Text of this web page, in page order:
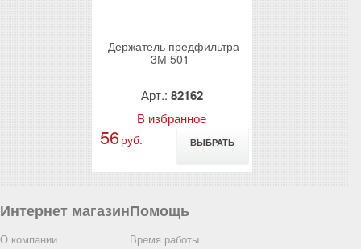
Держатель предфильтра
3М 501
Арт.: 82162
В избранное
56руб. ВЫБРАТЬ
Интернет магазин
О компании
Помощь
Время работы